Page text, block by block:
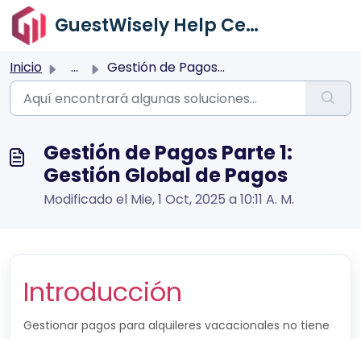
Saltar al contenido principal
GuestWisely Help Center
Inicio ... Gestión de Pagos Parte 1: Gestión Global de Pagos
Gestión de Pagos Parte 1:
Gestión Global de Pagos
Modificado el Mie, 1 Oct, 2025 a 10:11 A. M.
Introducción
Gestionar pagos para alquileres vacacionales no tiene